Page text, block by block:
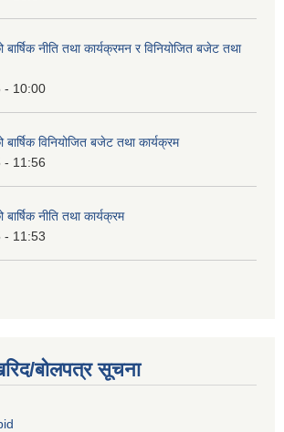
नीति तथा कार्यक्रमन र विनियोजित बजेट तथा
- 10:00
विनियोजित बजेट तथा कार्यक्रम
- 11:56
नीति तथा कार्यक्रम
- 11:53
बोलपत्र सूचना